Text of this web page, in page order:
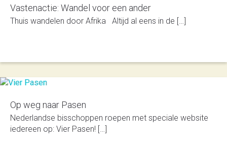
Vastenactie: Wandel voor een ander
Thuis wandelen door Afrika Altijd al eens in de […]
Op weg naar Pasen
Nederlandse bisschoppen roepen met speciale website
iedereen op: Vier Pasen! […]